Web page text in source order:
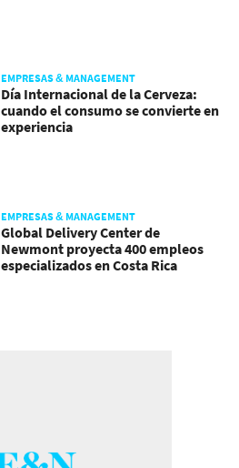
EMPRESAS & MANAGEMENT
Día Internacional de la Cerveza:
cuando el consumo se convierte en
experiencia
EMPRESAS & MANAGEMENT
Global Delivery Center de
Newmont proyecta 400 empleos
especializados en Costa Rica